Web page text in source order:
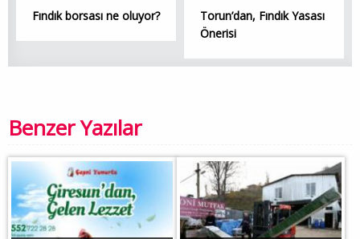
Fındık borsası ne oluyor?
Torun’dan, Fındık Yasası
Önerisi
Benzer Yazılar